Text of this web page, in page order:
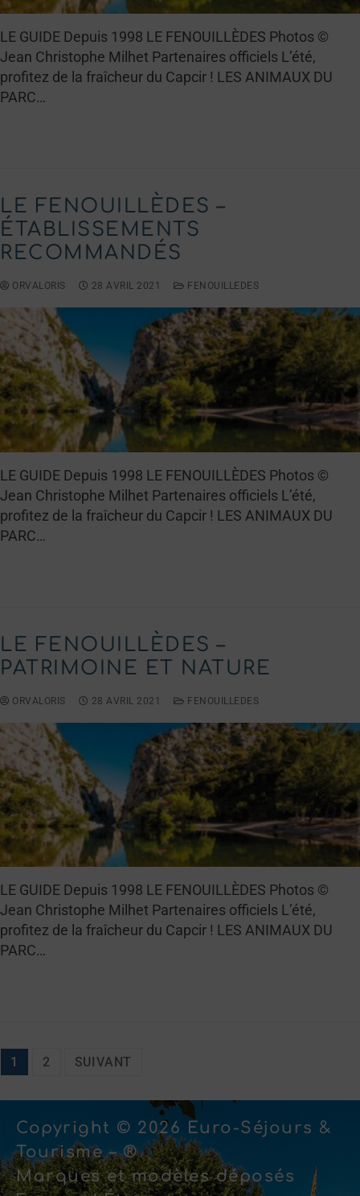
LE GUIDE Depuis 1998 LE FENOUILLÈDES Photos ©
Jean Christophe Milhet Partenaires officiels L’été,
profitez de la fraîcheur du Capcir ! LES ANIMAUX DU
PARC…
LE FENOUILLÈDES –
ÉTABLISSEMENTS
RECOMMANDÉS
ORVALORIS 28 AVRIL 2021 FENOUILLEDES
LE GUIDE Depuis 1998 LE FENOUILLÈDES Photos ©
Jean Christophe Milhet Partenaires officiels L’été,
profitez de la fraîcheur du Capcir ! LES ANIMAUX DU
PARC…
LE FENOUILLÈDES –
PATRIMOINE ET NATURE
ORVALORIS 28 AVRIL 2021 FENOUILLEDES
LE GUIDE Depuis 1998 LE FENOUILLÈDES Photos ©
Jean Christophe Milhet Partenaires officiels L’été,
profitez de la fraîcheur du Capcir ! LES ANIMAUX DU
PARC…
1 2 SUIVANT
Copyright © 2026 Euro-Séjours &
Tourisme – ®
Marques et modèles déposés